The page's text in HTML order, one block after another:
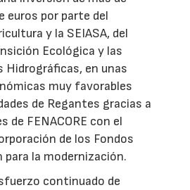
euros por parte del
y la SEIASA, del
Ecológica y las
Hidrográficas, en unas
muy favorables
de Regantes gracias a
de FENACORE con el
de los Fondos
la modernización.
continuado de